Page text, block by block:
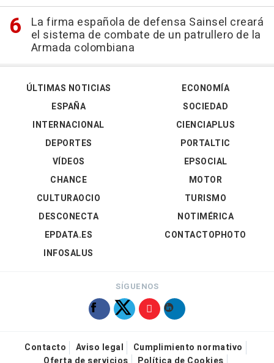
La firma española de defensa Sainsel creará
el sistema de combate de un patrullero de la
Armada colombiana
ÚLTIMAS NOTICIAS
ESPAÑA
INTERNACIONAL
DEPORTES
VÍDEOS
ECONOMÍA
SOCIEDAD
CIENCIAPLUS
PORTALTIC
EPSOCIAL
CHANCE
CULTURAOCIO
DESCONECTA
EPDATA.ES
INFOSALUS
MOTOR
TURISMO
NOTIMÉRICA
CONTACTOPHOTO
SÍGUENOS
Contacto Aviso legal
Cumplimiento normativo